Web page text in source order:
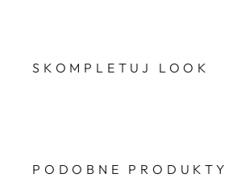
SKOMPLETUJ LOOK
PODOBNE PRODUKTY